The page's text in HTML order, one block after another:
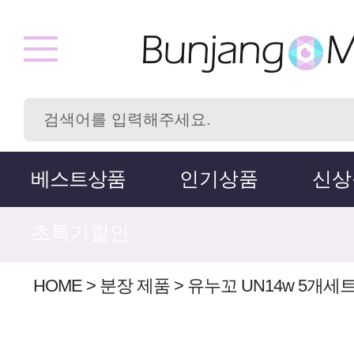
베스트상품 인기상품 신
HOME > 분장 제품 >